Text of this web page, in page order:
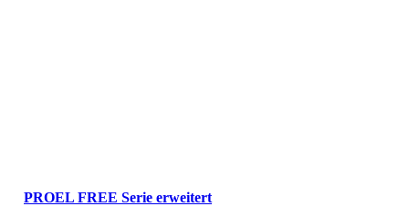
PROEL FREE Serie erweitert